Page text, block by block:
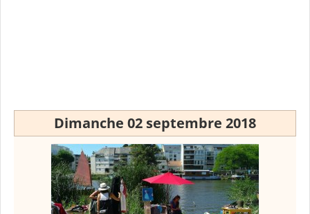
Dimanche 02 septembre 2018